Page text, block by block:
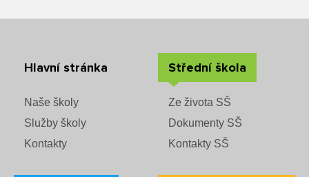
Hlavní stránka
Naše školy
Služby školy
Kontakty
Střední škola
Ze života SŠ
Dokumenty SŠ
Kontakty SŠ